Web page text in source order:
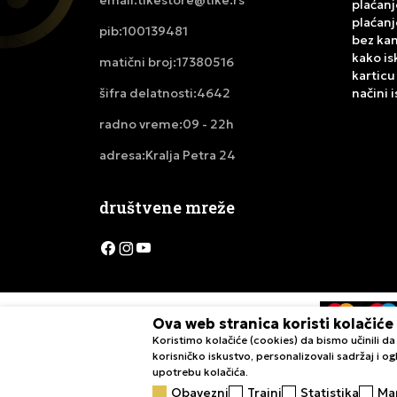
pib:100139481
matični broj:17380516
šifra delatnosti:4642
radno vreme:09 - 22h
adresa:Kralja Petra 24
bez
kako
karticu
načini
društvene mreže
Nastojimo da budemo što precizniji u opisu proizvoda,
naše ponude i ne
Ova web stranica koristi kolačiće
Koristimo kolačiće (cookies) da bismo učinili
korisničko iskustvo, personalizovali sadržaj i
upotrebu kolačića.
Obavezni Trajni Statistika